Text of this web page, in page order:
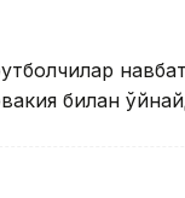
билан